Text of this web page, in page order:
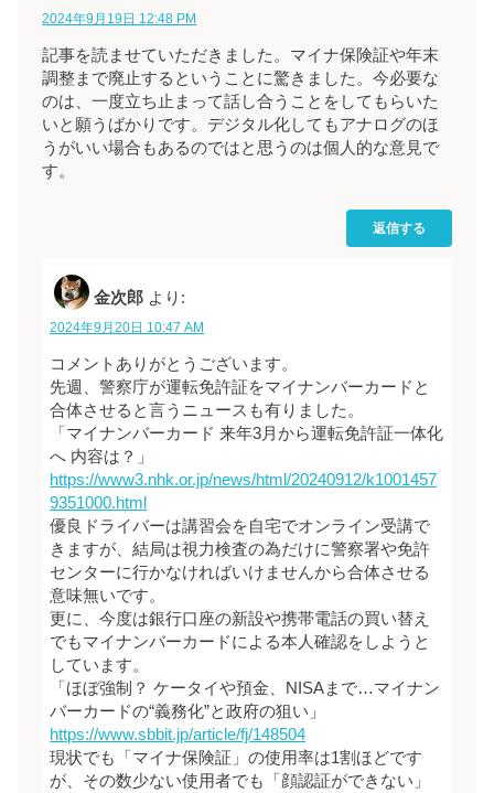
2024年9月19日 12:48 PM
記事を読ませていただきました。マイナ保険証や年末
調整まで廃止するということに驚きました。今必要な
のは、一度立ち止まって話し合うことをしてもらいた
いと願うばかりです。デジタル化してもアナログのほ
うがいい場合もあるのではと思うのは個人的な意見で
す。
返信する
金次郎 より:
2024年9月20日 10:47 AM
コメントありがとうございます。
先週、警察庁が運転免許証をマイナンバーカードと
合体させると言うニュースも有りました。
「マイナンバーカード 来年3月から運転免許証一体化
へ 内容は？」
https://www3.nhk.or.jp/news/html/20240912/k1001457
9351000.html
優良ドライバーは講習会を自宅でオンライン受講で
きますが、結局は視力検査の為だけに警察署や免許
センターに行かなければいけませんから合体させる
意味無いです。
更に、今度は銀行口座の新設や携帯電話の買い替え
でもマイナンバーカードによる本人確認をしようと
しています。
「ほぼ強制？ ケータイや預金、NISAまで…マイナン
バーカードの“義務化”と政府の狙い」
https://www.sbbit.jp/article/fj/148504
現状でも「マイナ保険証」の使用率は1割ほどです
が、その数少ない使用者でも「顔認証ができない」